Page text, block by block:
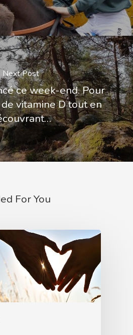
Next Post
ce week-end. Pour
vitamine D tout en
For You